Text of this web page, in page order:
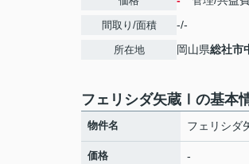
間取り/面積 -/-
所在地 岡山県総社市
フェリシダ矢蔵Ⅰの基本
物件名 フェリシダ
価格 -